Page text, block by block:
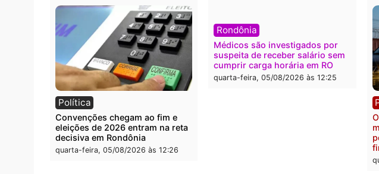
milionário de lavagem
quarta-feira, 05/08/2026 às 12:46
Polícia
Justiça Eleitoral manda retirar